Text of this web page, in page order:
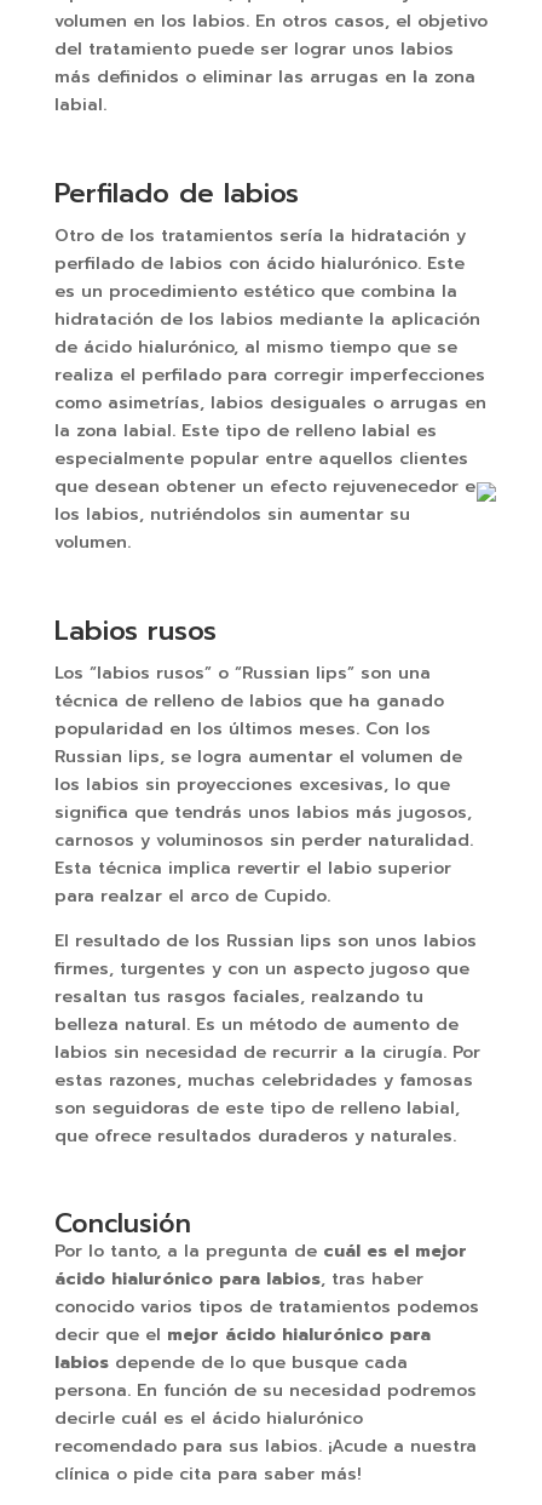
volumen en los labios. En otros casos, el objetivo
del tratamiento puede ser lograr unos labios
más definidos o eliminar las arrugas en la zona
labial.
Perfilado de labios
Otro de los tratamientos sería la hidratación y
perfilado de labios con ácido hialurónico. Este
es un procedimiento estético que combina la
hidratación de los labios mediante la aplicación
de ácido hialurónico, al mismo tiempo que se
realiza el perfilado para corregir imperfecciones
como asimetrías, labios desiguales o arrugas en
la zona labial. Este tipo de relleno labial es
especialmente popular entre aquellos clientes
que desean obtener un efecto rejuvenecedor en
los labios, nutriéndolos sin aumentar su
volumen.
Labios rusos
Los “labios rusos” o “Russian lips” son una
técnica de relleno de labios que ha ganado
popularidad en los últimos meses. Con los
Russian lips, se logra aumentar el volumen de
los labios sin proyecciones excesivas, lo que
significa que tendrás unos labios más jugosos,
carnosos y voluminosos sin perder naturalidad.
Esta técnica implica revertir el labio superior
para realzar el arco de Cupido.
El resultado de los Russian lips son unos labios
firmes, turgentes y con un aspecto jugoso que
resaltan tus rasgos faciales, realzando tu
belleza natural. Es un método de aumento de
labios sin necesidad de recurrir a la cirugía. Por
estas razones, muchas celebridades y famosas
son seguidoras de este tipo de relleno labial,
que ofrece resultados duraderos y naturales.
Conclusión
Por lo tanto, a la pregunta de cuál es el mejor
ácido hialurónico para labios, tras haber
conocido varios tipos de tratamientos podemos
decir que el mejor ácido hialurónico para
labios depende de lo que busque cada
persona. En función de su necesidad podremos
decirle cuál es el ácido hialurónico
recomendado para sus labios. ¡Acude a nuestra
clínica o pide cita para saber más!